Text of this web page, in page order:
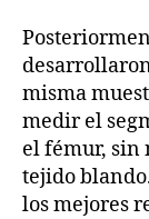
misma
medir el
el fémur, sin
tejido
los mejores